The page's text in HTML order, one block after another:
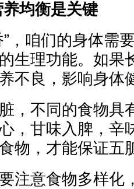
均衡是关键
，咱们的身体需
生理功能。如果
不良，影响身体
，不同的食物具
，甘味入脾，辛
物，才能保证五
注意食物多样化